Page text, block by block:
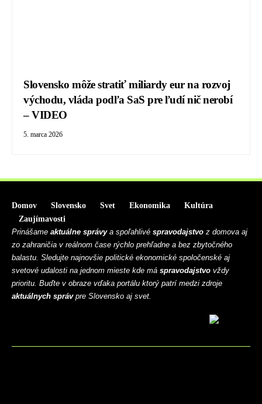
Slovensko môže stratiť miliardy eur na rozvoj
východu, vláda podľa SaS pre ľudí nič nerobí
– VIDEO
5. marca 2026
Domov Slovensko Svet Ekonomika
Kultúra
Zaujímavosti
Prinášame aktuálne správya spoľahlivé spravodajstvo z domova aj
zo zahraničia v reálnom čase rýchlo prehľadne a bez zbytočného
balastu. Sledujte najnovšie politické ekonomické spoločenské aj
svetové udalosti na jednom mieste kde má spravodajstvo vždy
prioritu. Buďte v obraze vďaka portálu ktorý patrí medzi zdroje
aktuálnych správpre Slovensko aj svet.